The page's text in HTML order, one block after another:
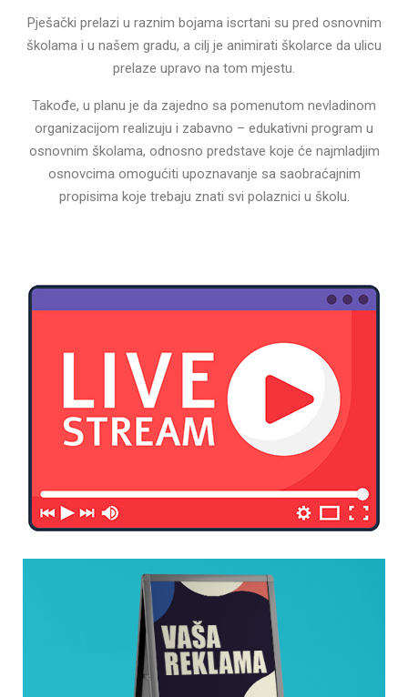
Pješački prelazi u raznim bojama iscrtani su pred osnovnim
školama i u našem gradu, a cilj je animirati školarce da ulicu
prelaze upravo na tom mjestu.
Takođe, u planu je da zajedno sa pomenutom nevladinom
organizacijom realizuju i zabavno – edukativni program u
osnovnim školama, odnosno predstave koje će najmladjim
osnovcima omogućiti upoznavanje sa saobraćajnim
propisima koje trebaju znati svi polaznici u školu.